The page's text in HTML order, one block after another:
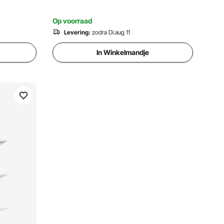
Op voorraad
Levering: zodra Di.aug 11
In Winkelmandje